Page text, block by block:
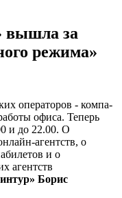
вышла за
режима»
операторов - компа­
офиса. Теперь
и до 22.00. О
агентств, о
и о
агентств
Борис